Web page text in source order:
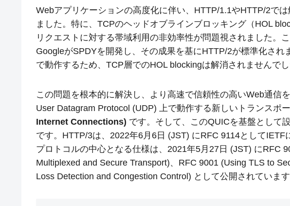
Webアプリケーションの高度化に伴い、HTTP/1.1やHTTP/2で
ました。特に、TCPのヘッドオブラインブロッキング（HOL
リクエストに対する帯域利用の非効率性が問題視されました。
GoogleがSPDYを開発し、その成果を基にHTTP/2が標準化され
で動作するため、TCP層でのHOL blockingは解消されませんでし
この問題を根本的に解決し、より高速で信頼性の高いWeb通信
User Datagram Protocol (UDP) 上で動作する新しいトランスポ
Internet Connections) です。そして、このQUICを基盤として
です。HTTP/3は、2022年6月6日 (JST) にRFC 9114として
プロトコルの中心となる仕様は、2021年5月27日 (JST) にRFC
Multiplexed and Secure Transport)、RFC 9001 (Using TLS to
Loss Detection and Congestion Control) として公開されています